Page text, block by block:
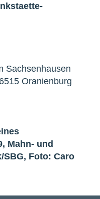
Sachsenhausen
Oranienburg